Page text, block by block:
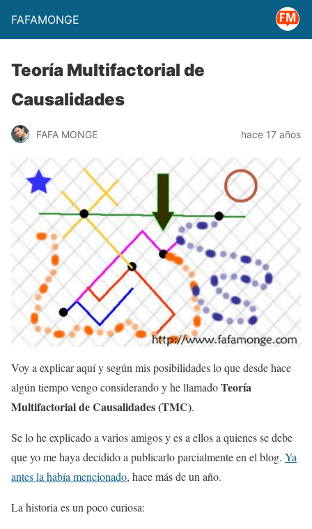
FAFAMONGE
Teoría Multifactorial de
Causalidades
FAFA MONGE hace 17 años
Voy a explicar aquí y según mis posibilidades lo que desde hace
algún tiempo vengo considerando y he llamadoTeoría
Multifactorial de Causalidades (TMC).
Se lo he explicado a varios amigos y es a ellos a quienes se debe
que yo me haya decidido a publicarlo parcialmente en el blog. Ya
antes la había mencionado, hace más de un año.
La historia es un poco curiosa: